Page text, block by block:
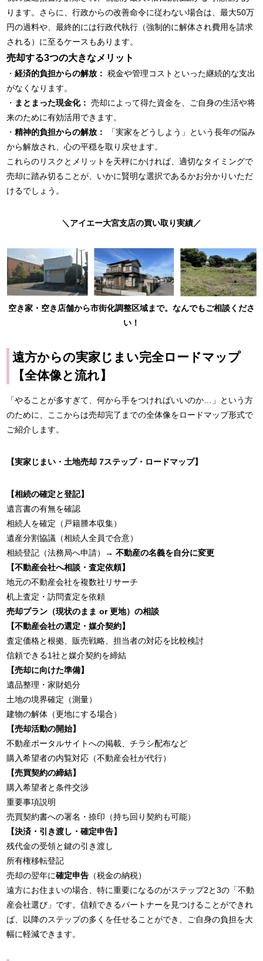
ります。さらに、行政からの改善命令に従わない場合は、最大50万
円の過料や、最終的には行政代執行（強制的に解体され費用を請求
される）に至るケースもあります。
売却する3つの大きなメリット
・経済的負担からの解放： 税金や管理コストといった継続的な支出
がなくなります。
・ まとまった現金化： 売却によって得た資金を、ご自身の生活や将
来のために有効活用できます。
・精神的負担からの解放：
「実家をどうしよう」という長年の悩み
から解放され、心の平穏を取り戻せます。
これらのリスクとメリットを天秤にかければ、適切なタイミングで
売却に踏み切ることが、いかに賢明な選択であるかお分かりいただ
けるでしょう。
＼アイエー大宮支店の買い取り実績／
空き家・空き店舗から市街化調整区域まで。なんでもご相談くださ
い！
遠方からの実家じまい完全ロードマップ
【全体像と流れ】
「やることが多すぎて、何から手をつければいいのか…」という方
のために、ここからは売却完了までの全体像をロードマップ形式で
ご紹介します。
【実家じまい・土地売却 7ステップ・ロードマップ】
【相続の確定と登記】
遺言書の有無を確認
相続人を確定（戸籍謄本収集）
遺産分割協議（相続人全員で合意）
相続登記（法務局へ申請）→不動産の名義を自分に変更
【不動産会社へ相談・査定依頼】
地元の不動産会社を複数社リサーチ
机上査定・訪問査定を依頼
売却プラン（現状のまま or 更地）の相談
【不動産会社の選定・媒介契約】
査定価格と根拠、販売戦略、担当者の対応を比較検討
信頼できる1社と媒介契約を締結
【売却に向けた準備】
遺品整理・家財処分
土地の境界確定（測量）
建物の解体（更地にする場合）
【売却活動の開始】
不動産ポータルサイトへの掲載、チラシ配布など
購入希望者の内覧対応（不動産会社が代行）
【売買契約の締結】
購入希望者と条件交渉
重要事項説明
売買契約書への署名・捺印（持ち回り契約も可能）
【決済・引き渡し・確定申告】
残代金の受領と鍵の引き渡し
所有権移転登記
売却の翌年に確定申告 （税金の納税）
遠方にお住まいの場合、特に重要になるのがステップ2と3の「不動
産会社選び」です。信頼できるパートナーを見つけることができれ
ば、以降のステップの多くを任せることができ、ご自身の負担を大
幅に軽減できます。